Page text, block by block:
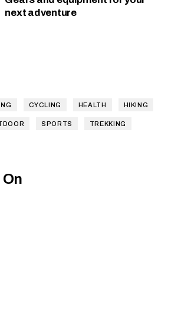
next adventure
CYCLING HEALTH HIKING
SPORTS TREKKING